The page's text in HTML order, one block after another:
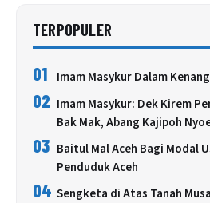
TERPOPULER
01 Imam Masykur Dalam
02 Imam Masykur: Dek Kirem
Bak Mak, Abang Kajipoh
03 Baitul Mal Aceh Bagi Modal
Penduduk Aceh
04 Sengketa di Atas Tanah